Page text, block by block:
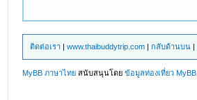
ติดต่อเรา |www.thaibuddytrip.com |กลับด้านบน |
MyBB ภาษาไทย สนับสนุนโดยข้อมูลท่องเที่ยว MyBB